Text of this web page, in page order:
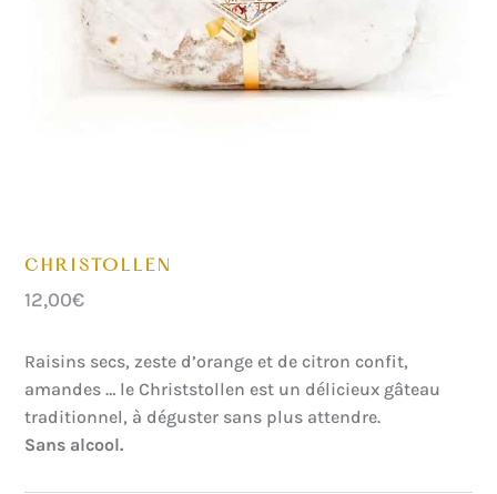
CHRISTOLLEN
12,00€
Raisins secs, zeste d’orange et de citron confit,
amandes … le Christstollen est un délicieux gâteau
traditionnel, à déguster sans plus attendre.
Sans alcool.